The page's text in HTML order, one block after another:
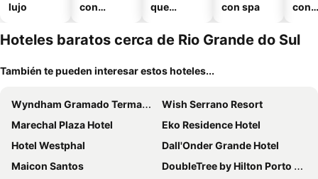
lujo
con
que
mascotas
con spa
con
Hoteles baratos cerca de Rio Grande do Sul
También te pueden interesar estos hoteles...
Wyndham Gramado Termas Resort & SPA
Wish Serrano Resort
Marechal Plaza Hotel
Eko Residence Hotel
Hotel Westphal
Dall'Onder Grande Hotel
Maicon Santos
DoubleTree by Hilton Porto Alegre